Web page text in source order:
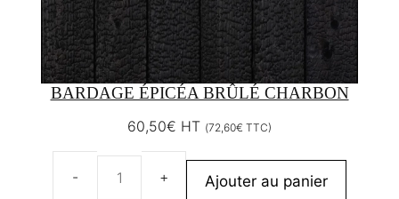
BARDAGE ÉPICÉA BRÛLÉ CHARBON
60,50€ HT (72,60€ TTC)
quantité
Ajouter au panier